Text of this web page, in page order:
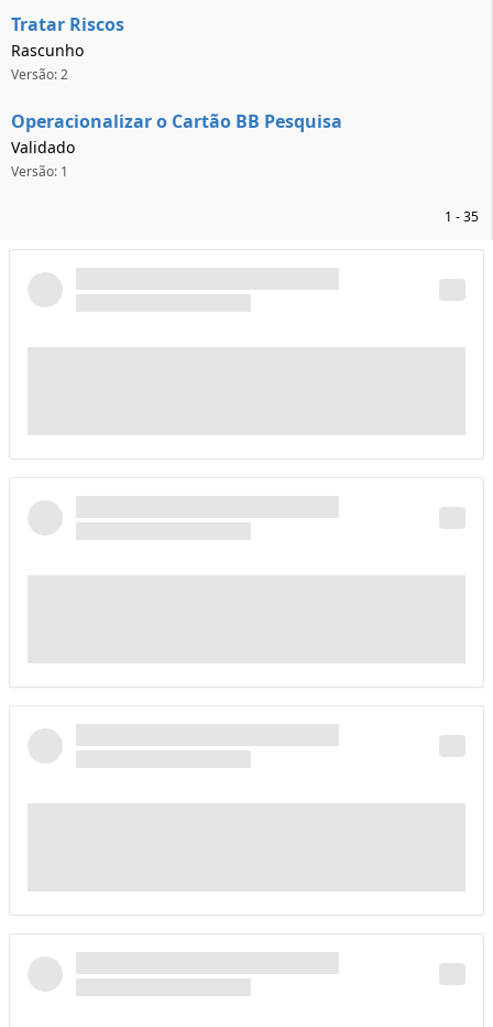
Tratar Riscos
Rascunho
Versão: 2
Operacionalizar o Cartão BB Pesquisa
Validado
Versão: 1
1 - 35